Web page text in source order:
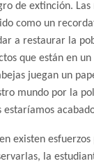
de extinción. Las
como un
a restaurar la
que están en
juegan un
mundo por la
estaríamos
existen esfuerzos
la